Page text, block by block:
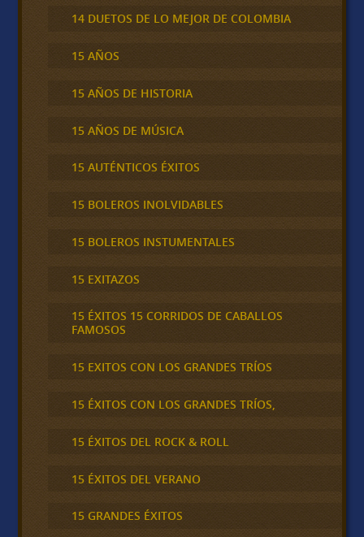
14 DUETOS DE LO MEJOR DE COLOMBIA
15 AÑOS
15 AÑOS DE HISTORIA
15 AÑOS DE MÚSICA
15 AUTÉNTICOS ÉXITOS
15 BOLEROS INOLVIDABLES
15 BOLEROS INSTUMENTALES
15 EXITAZOS
15 ÉXITOS 15 CORRIDOS DE CABALLOS
FAMOSOS
15 EXITOS CON LOS GRANDES TRÍOS
15 ÉXITOS CON LOS GRANDES TRÍOS,
15 ÉXITOS DEL ROCK & ROLL
15 ÉXITOS DEL VERANO
15 GRANDES ÉXITOS